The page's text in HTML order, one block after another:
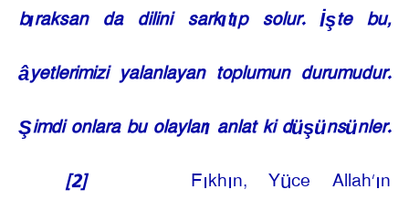
bıraksan da dilini sarkıtıp solur. İşte bu,
âyetlerimizi yalanlayan toplumun durumudur.
Şimdi onlara bu olayları anlat ki düşünsünler.
[2]
Fıkhın, Yüce Allah’ın